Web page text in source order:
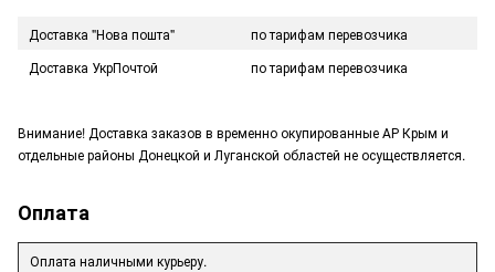
Доставка "Нова пошта"
по тарифам перевозчика
Доставка УкрПочтой
по тарифам перевозчика
Внимание! Доставка заказов в временно окупированные АР Крым и
отдельные районы Донецкой и Луганской областей не осуществляется.
Оплата
Оплата наличными курьеру.